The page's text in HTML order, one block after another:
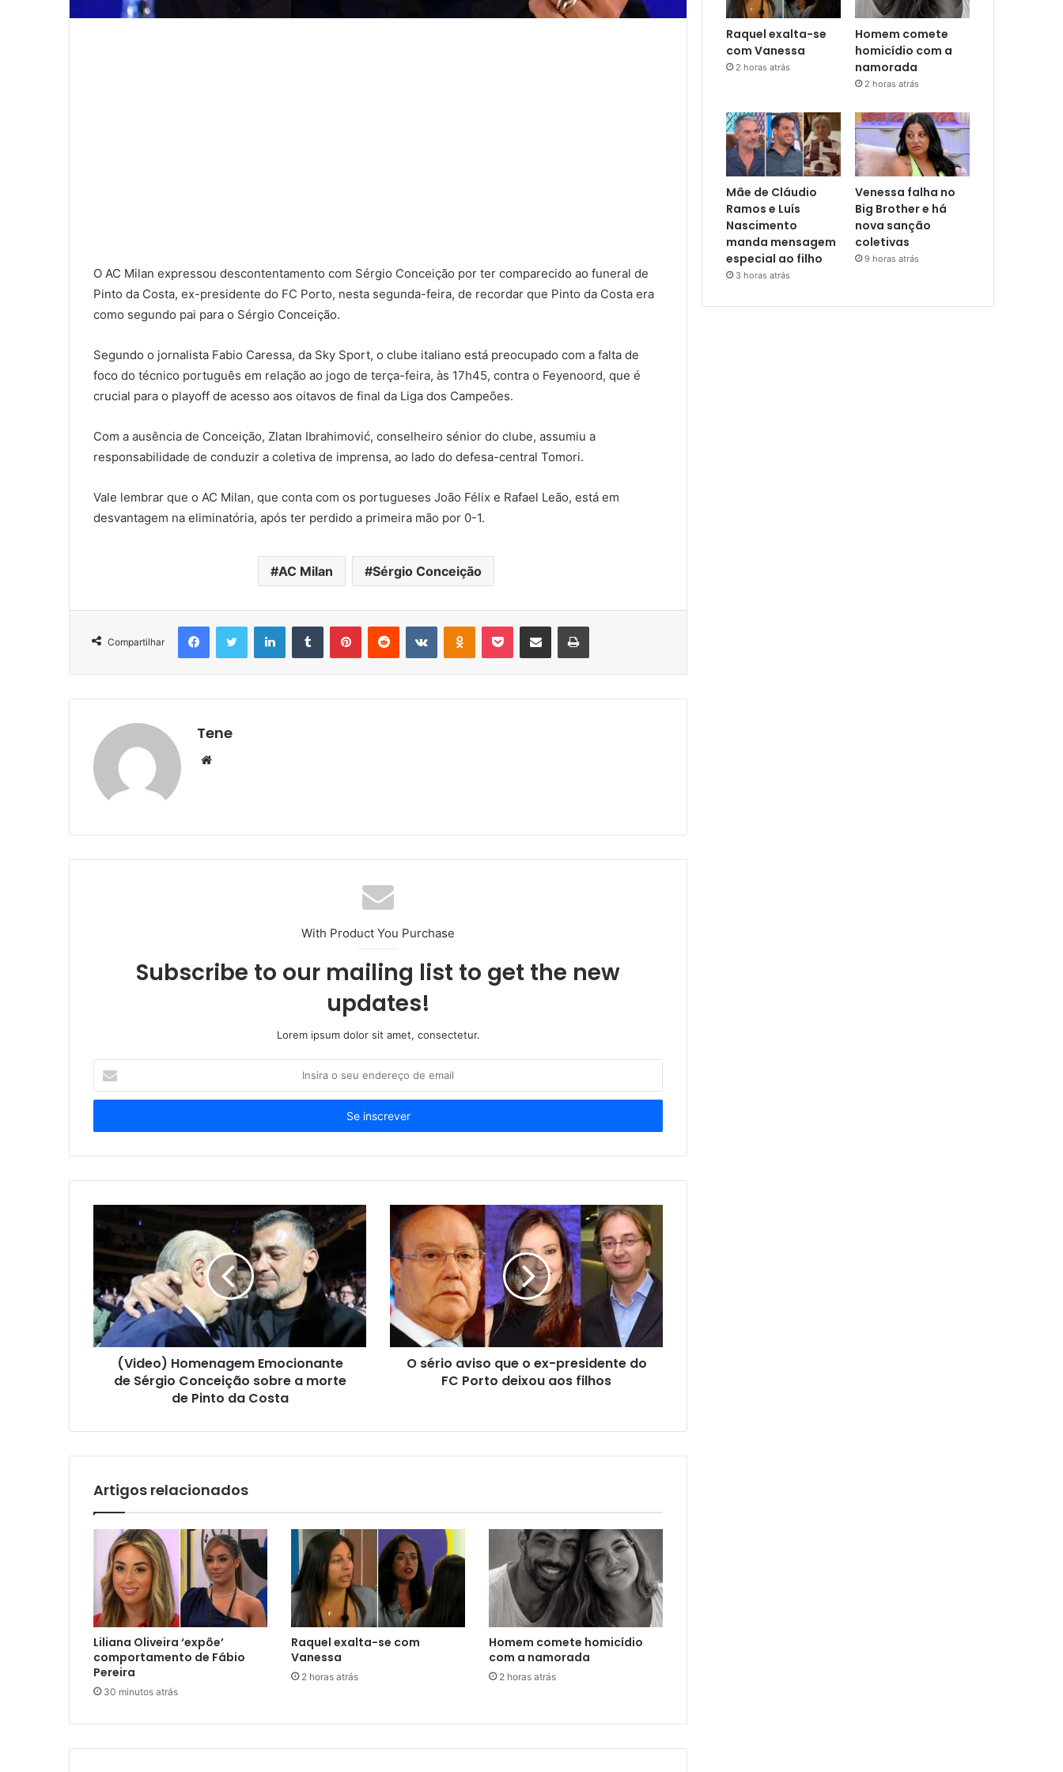
O AC Milan expressou descontentamento com Sérgio Conceição por ter comparecido ao funeral de
Pinto da Costa, ex-presidente do FC Porto, nesta segunda-feira, de recordar que Pinto da Costa era
como segundo pai para o Sérgio Conceição.
Segundo o jornalista Fabio Caressa, da Sky Sport, o clube italiano está preocupado com a falta de
foco do técnico português em relação ao jogo de terça-feira, às 17h45, contra o Feyenoord, que é
crucial para o playoff de acesso aos oitavos de final da Liga dos Campeões.
Com a ausência de Conceição, Zlatan Ibrahimović, conselheiro sénior do clube, assumiu a
responsabilidade de conduzir a coletiva de imprensa, ao lado do defesa-central Tomori.
Vale lembrar que o AC Milan, que conta com os portugueses João Félix e Rafael Leão, está em
desvantagem na eliminatória, após ter perdido a primeira mão por 0-1.
AC Milan Sérgio Conceição
Compartilhar
FacebookTwitter LinkedinTumblr PinterestReddit VK OK Pocket Compartilhar via e-mail Imprimir
Tene
Website
With Product You Purchase
Subscribe to our mailing list to get the new
updates!
Lorem ipsum dolor sit amet, consectetur.
seu
de
(Video) Homenagem Emocionante
de Sérgio Conceição sobre a morte
de Pinto da Costa
O sério aviso que o ex-presidente do
FC Porto deixou aos filhos
Artigos relacionados
Liliana Oliveira ‘expõe’
comportamento de Fábio
Pereira
30 minutos atrás
Raquel exalta-se com
Vanessa
2 horas atrás
Homem comete homicídio
com a namorada
2 horas atrás
Raquel exalta-se
com Vanessa
2 horas atrás
Homem comete
homicídio com a
namorada
2 horas atrás
Mãe de Cláudio
Ramos e Luís
Nascimento
manda mensagem
especial ao filho
3 horas atrás
Venessa falha no
Big Brother e há
nova sanção
coletivas
9 horas atrás